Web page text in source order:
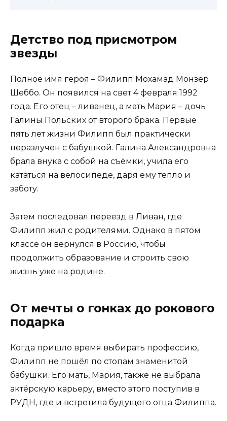
Детство под присмотром
звезды
Полное имя героя – Филипп Мохамад Монзер
Шеббо. Он появился на свет 4 февраля 1992
года. Его отец – ливанец, а мать Мария – дочь
Галины Польских от второго брака. Первые
пять лет жизни Филипп был практически
неразлучен с бабушкой. Галина Александровна
брала внука с собой на съёмки, учила его
кататься на велосипеде, даря ему тепло и
заботу.
Затем последовал переезд в Ливан, где
Филипп жил с родителями. Однако в пятом
классе он вернулся в Россию, чтобы
продолжить образование и строить свою
жизнь уже на родине.
От мечты о гонках до рокового
подарка
Когда пришло время выбирать профессию,
Филипп не пошёл по стопам знаменитой
бабушки. Его мать, Мария, также не выбрала
актёрскую карьеру, вместо этого поступив в
РУДН, где и встретила будущего отца Филиппа.